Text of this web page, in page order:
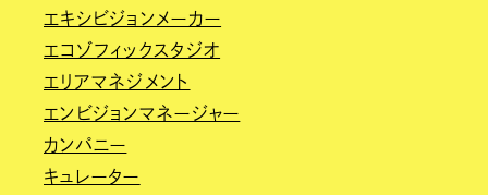
エキシビジョンメーカー
エコゾフィックスタジオ
エリアマネジメント
エンビジョンマネージャー
カンパニー
キュレーター